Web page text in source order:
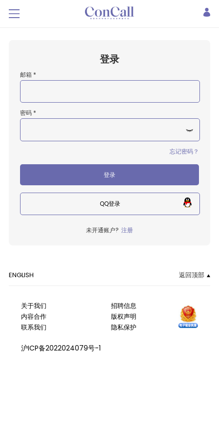
登录
邮箱 *
密码 *
忘记密码？
登录
QQ登录
未开通账户? 注册
ENGLISH 返回顶部
关于我们
内容合作
联系我们
招聘信息
版权声明
隐私保护
沪ICP备2022024079号-1